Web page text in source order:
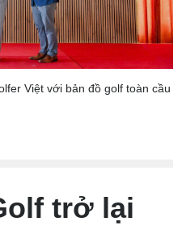
Việt với bản đồ golf toàn cầu
trở lại